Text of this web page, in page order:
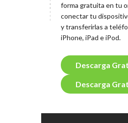
forma gratuita en tu
conectar tu
y transferirlas a
iPhone, iPad e iPod.
Descarga
Descarga